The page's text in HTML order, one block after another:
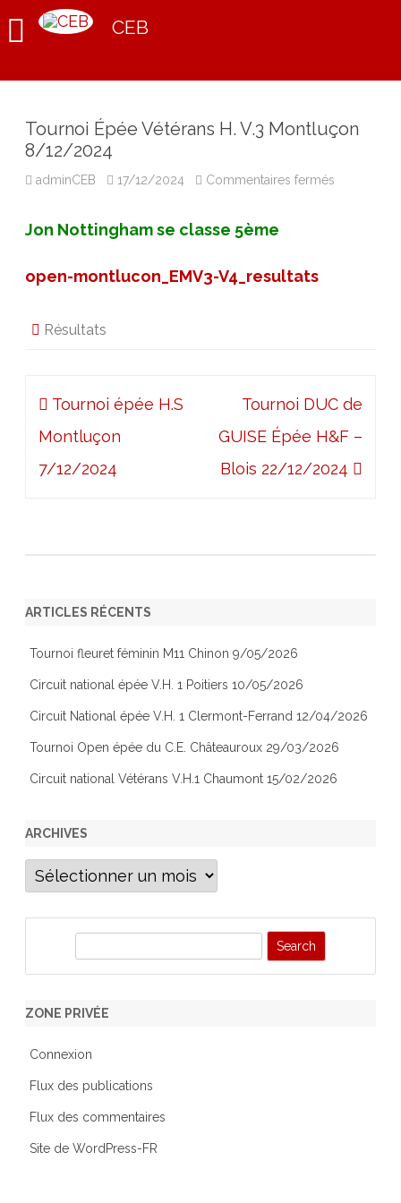
CEB
Tournoi Épée Vétérans H. V.3 Montluçon
8/12/2024
adminCEB 17/12/2024 Commentaires fermés
Jon Nottingham se classe 5ème
open-montlucon_EMV3-V4_resultats
Résultats
Navigation
de
l’article
Tournoi épée H.S
Montluçon
7/12/2024
Tournoi DUC de
GUISE Épée H&F –
Blois 22/12/2024
ARTICLES RÉCENTS
Tournoi fleuret féminin M11 Chinon 9/05/2026
Circuit national épée V.H. 1 Poitiers 10/05/2026
Circuit National épée V.H. 1 Clermont-Ferrand 12/04/2026
Tournoi Open épée du C.E. Châteauroux 29/03/2026
Circuit national Vétérans V.H.1 Chaumont 15/02/2026
ARCHIVES
Archives
r
h
ZONE PRIVÉE
Connexion
Flux des publications
Flux des commentaires
Site de WordPress-FR